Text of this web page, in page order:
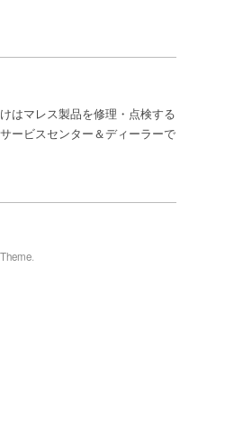
はマレス製品を修理・点検する
ービスセンター＆ディーラーで